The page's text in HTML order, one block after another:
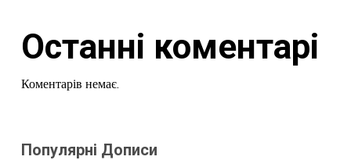
Останні коментарі
Коментарів немає.
Популярні Дописи